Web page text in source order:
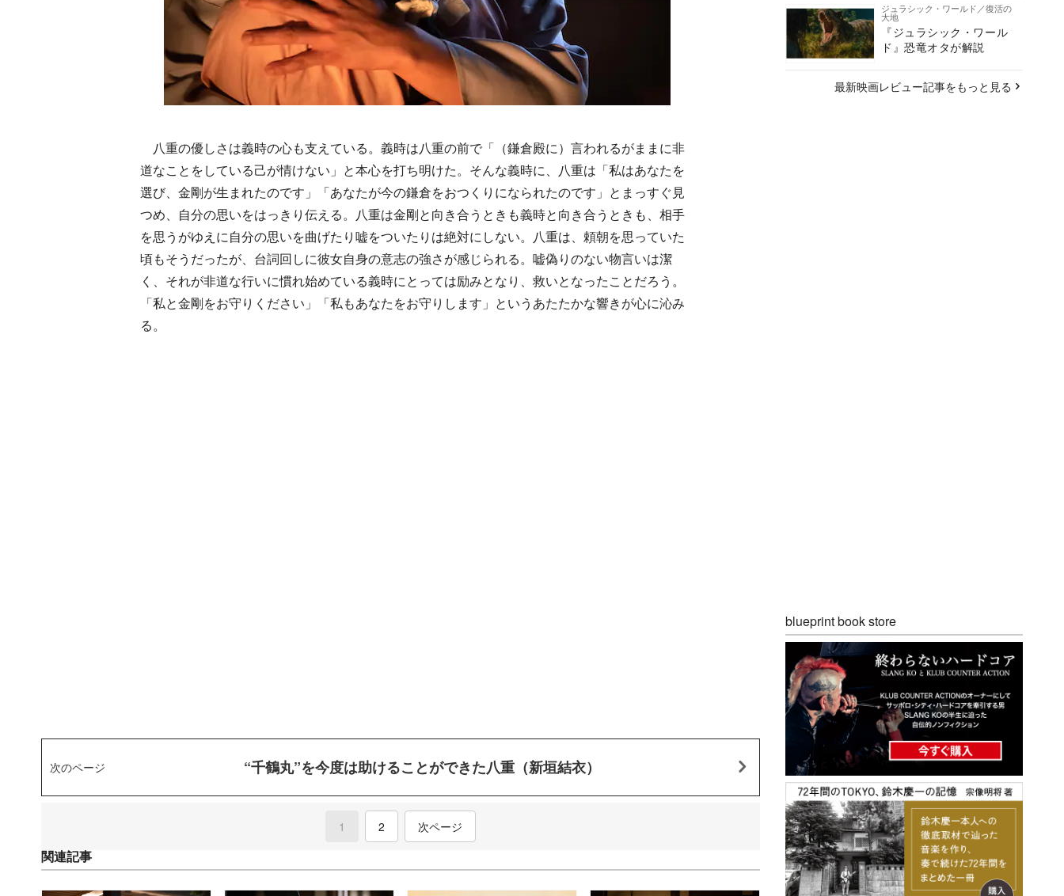
八重の優しさは義時の心も支えている。義時は八重の前で「（鎌倉殿に）言われるがままに非
道なことをしている己が情けない」と本心を打ち明けた。そんな義時に、八重は「私はあなたを
選び、金剛が生まれたのです」「あなたが今の鎌倉をおつくりになられたのです」とまっすぐ見
つめ、自分の思いをはっきり伝える。八重は金剛と向き合うときも義時と向き合うときも、相手
を思うがゆえに自分の思いを曲げたり嘘をついたりは絶対にしない。八重は、頼朝を思っていた
頃もそうだったが、台詞回しに彼女自身の意志の強さが感じられる。嘘偽りのない物言いは潔
く、それが非道な行いに慣れ始めている義時にとっては励みとなり、救いとなったことだろう。
「私と金剛をお守りください」「私もあなたをお守りします」というあたたかな響きが心に沁み
る。
次のページ “千鶴丸”を今度は助けることができた八重（新垣結衣）
1 (current)
2 次ページ
関連記事
ジュラシック・ワールド／復活の
大地
『ジュラシック・ワール
ド』恐竜オタが解説
最新映画レビュー記事をもっと見る
blueprint book store